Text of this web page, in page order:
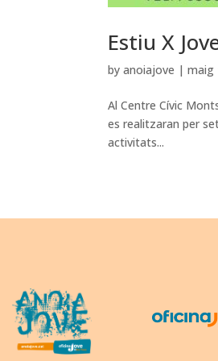
Estiu X
byanoiajove |maig
Al Centre Cívic
es realitzaran per
activitats...